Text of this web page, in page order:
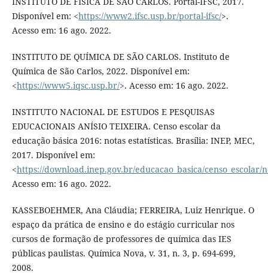
Disponível em: <https://www2.ifsc.usp.br/portal-ifsc/>.
Acesso em: 16 ago. 2022.
INSTITUTO DE QUÍMICA DE SÃO CARLOS. Instituto de
Química de São Carlos, 2022. Disponível em:
<https://www5.iqsc.usp.br/>. Acesso em: 16 ago. 2022.
INSTITUTO NACIONAL DE ESTUDOS E PESQUISAS
EDUCACIONAIS ANÍSIO TEIXEIRA. Censo escolar da
educação básica 2016: notas estatísticas. Brasília: INEP, MEC,
2017. Disponível em:
<https://download.inep.gov.br/educacao_basica/censo_escolar/
Acesso em: 16 ago. 2022.
KASSEBOEHMER, Ana Cláudia; FERREIRA, Luiz Henrique. O
espaço da prática de ensino e do estágio curricular nos
cursos de formação de professores de química das IES
públicas paulistas. Química Nova, v. 31, n. 3, p. 694-699,
2008.